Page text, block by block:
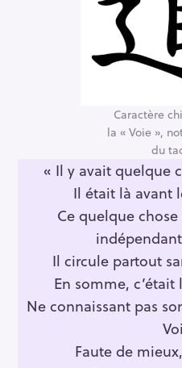
Caractère
la « Voie »,
du
« Il y avait quelque
Il était là avant
Ce quelque
Il circule partout
En somme,
Ne connaissant pas
Faute de
S